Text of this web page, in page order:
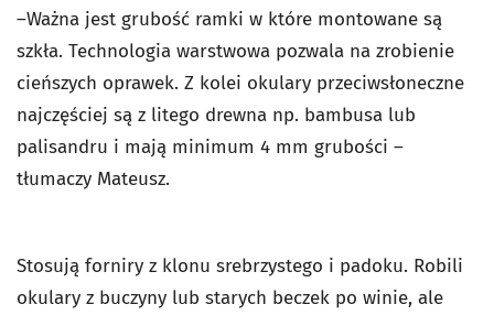
–Ważna jest grubość ramki w które montowane są
szkła. Technologia warstwowa pozwala na zrobienie
cieńszych oprawek. Z kolei okulary przeciwsłoneczne
najczęściej są z litego drewna np. bambusa lub
palisandru i mają minimum 4 mm grubości –
tłumaczy Mateusz.
Stosują forniry z klonu srebrzystego i padoku. Robili
okulary z buczyny lub starych beczek po winie, ale